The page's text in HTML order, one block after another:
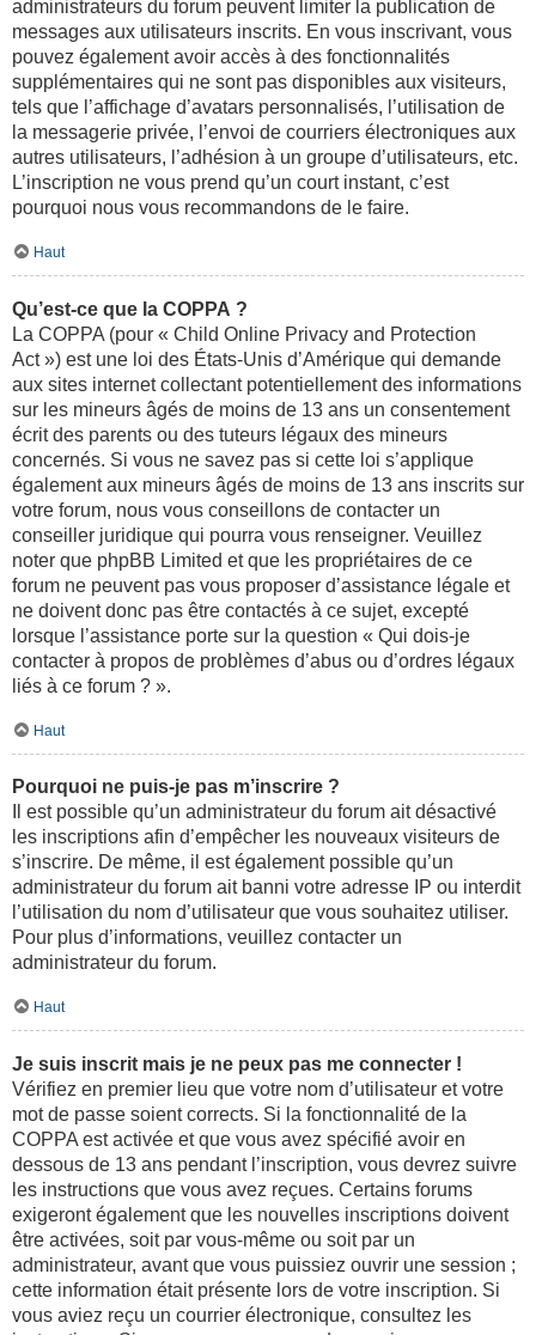
administrateurs du forum peuvent limiter la publication de
messages aux utilisateurs inscrits. En vous inscrivant, vous
pouvez également avoir accès à des fonctionnalités
supplémentaires qui ne sont pas disponibles aux visiteurs,
tels que l’affichage d’avatars personnalisés, l’utilisation de
la messagerie privée, l’envoi de courriers électroniques aux
autres utilisateurs, l’adhésion à un groupe d’utilisateurs, etc.
L’inscription ne vous prend qu’un court instant, c’est
pourquoi nous vous recommandons de le faire.
Haut
Qu’est-ce que la COPPA ?
La COPPA (pour « Child Online Privacy and Protection
Act ») est une loi des États-Unis d’Amérique qui demande
aux sites internet collectant potentiellement des informations
sur les mineurs âgés de moins de 13 ans un consentement
écrit des parents ou des tuteurs légaux des mineurs
concernés. Si vous ne savez pas si cette loi s’applique
également aux mineurs âgés de moins de 13 ans inscrits sur
votre forum, nous vous conseillons de contacter un
conseiller juridique qui pourra vous renseigner. Veuillez
noter que phpBB Limited et que les propriétaires de ce
forum ne peuvent pas vous proposer d’assistance légale et
ne doivent donc pas être contactés à ce sujet, excepté
lorsque l’assistance porte sur la question « Qui dois-je
contacter à propos de problèmes d’abus ou d’ordres légaux
liés à ce forum ? ».
Haut
Pourquoi ne puis-je pas m’inscrire ?
Il est possible qu’un administrateur du forum ait désactivé
les inscriptions afin d’empêcher les nouveaux visiteurs de
s’inscrire. De même, il est également possible qu’un
administrateur du forum ait banni votre adresse IP ou interdit
l’utilisation du nom d’utilisateur que vous souhaitez utiliser.
Pour plus d’informations, veuillez contacter un
administrateur du forum.
Haut
Je suis inscrit mais je ne peux pas me connecter !
Vérifiez en premier lieu que votre nom d’utilisateur et votre
mot de passe soient corrects. Si la fonctionnalité de la
COPPA est activée et que vous avez spécifié avoir en
dessous de 13 ans pendant l’inscription, vous devrez suivre
les instructions que vous avez reçues. Certains forums
exigeront également que les nouvelles inscriptions doivent
être activées, soit par vous-même ou soit par un
administrateur, avant que vous puissiez ouvrir une session ;
cette information était présente lors de votre inscription. Si
vous aviez reçu un courrier électronique, consultez les